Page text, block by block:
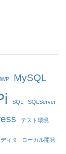
MySQL
SQL SQLServer
テスト環境
ィタ ローカル開発